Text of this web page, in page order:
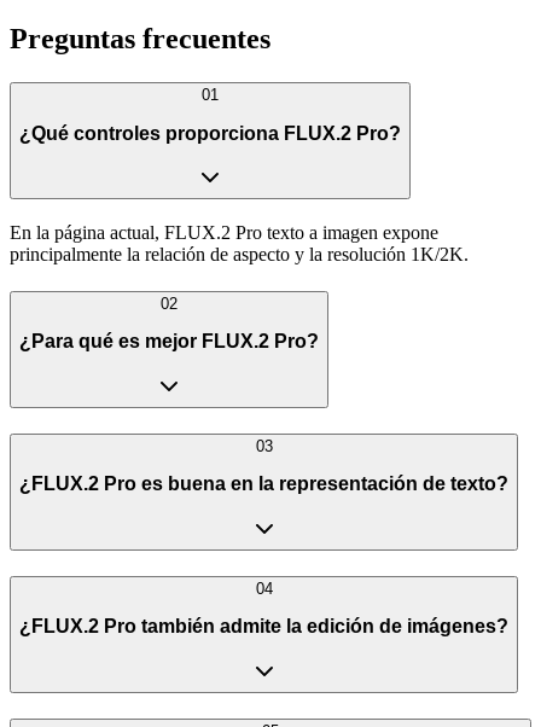
Preguntas frecuentes
01
¿Qué controles proporciona FLUX.2 Pro?
En la página actual, FLUX.2 Pro texto a imagen expone
principalmente la relación de aspecto y la resolución 1K/2K.
02
¿Para qué es mejor FLUX.2 Pro?
03
¿FLUX.2 Pro es buena en la representación de texto?
04
¿FLUX.2 Pro también admite la edición de imágenes?